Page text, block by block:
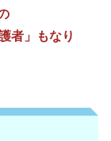
者」もなり